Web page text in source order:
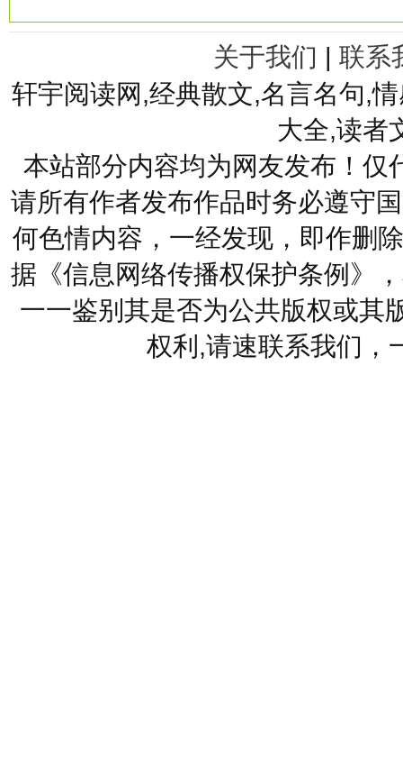
关于我们 | 联系
轩宇阅读网,经典散文,名言名句,
大全,读者
本站部分内容均为网友发布！仅
请所有作者发布作品时务必遵守
何色情内容，一经发现，即作删
据《信息网络传播权保护条例》
一一鉴别其是否为公共版权或其
权利,请速联系我们，